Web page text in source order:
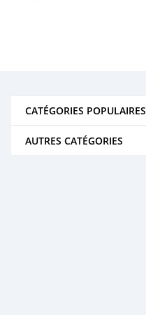
CATÉGORIES POPULAIRES
AUTRES CATÉGORIES